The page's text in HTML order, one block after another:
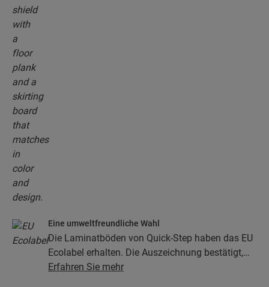
Eine umweltfreundliche Wahl
Die Laminatböden von Quick-Step haben das EU
Ecolabel erhalten. Die Auszeichnung bestätigt,
dass die Böden zu mindestens 80 % aus
Erfahren Sie mehr